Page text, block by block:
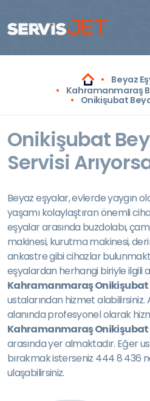
Beyaz
Kahramanmaraş
Onikişubat
Onikişubat
Servisi
Beyaz eşyalar, evlerde yaygın
yaşamı kolaylaştıran önemli
eşyalar arasında buzdolabı,
makinesi, kurutma makinesi,
ankastre gibi cihazlar
eşyalardan herhangi biriyle ilgili
Kahramanmaraş Onikişubat
ustalarından hizmet
alanında profesyonel olarak
Kahramanmaraş Onikişubat
arasında yer almaktadır. Eğer
bırakmak isterseniz 444 8 436
ulaşabilirsiniz.